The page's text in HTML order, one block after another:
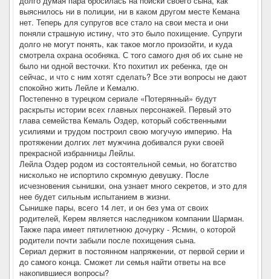
выяснилось ни в полиции, ни в каком другом месте Кемана
нет. Теперь для супругов все стало на свои места и они
поняли страшную истину, что это было похищение. Супруги
долго не могут понять, как такое могло произойти, и куда
смотрела охрана особняка. С того самого дня об их сыне не
было ни одной весточки. Кто похитил их ребенка, где он
сейчас, и что с ним хотят сделать? Все эти вопросы не дают
спокойно жить Лейле и Кемалю.
Постепенно в турецком сериале «Потерянный» будут
раскрыты истории всех главных персонажей. Первый это
глава семейства Кемаль Оздер, который собственными
усилиями и трудом построил свою могучую империю. На
протяжении долгих лет мужчина добивался руки своей
прекрасной избранницы Лейлы.
Лейла Оздер родом из состоятельной семьи, но богатство
нисколько не испортило скромную девушку. После
исчезновения сынишки, она узнает много секретов, и это для
нее будет сильным испытанием в жизни.
Сынишке пары, всего 14 лет, и он без ума от своих
родителей, Керем является наследником компании Шарман.
Также пара имеет пятилетнюю дочурку - Ясмин, о которой
родители почти забыли после похищения сына.
Сериал держит в постоянном напряжении, от первой серии и
до самого конца. Сможет ли семья найти ответы на все
накопившиеся вопросы?